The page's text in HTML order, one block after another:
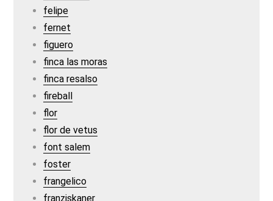
felipe
fernet
figuero
finca las moras
finca resalso
fireball
flor
flor de vetus
font salem
foster
frangelico
franziskaner